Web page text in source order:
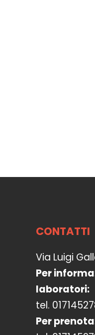
CONTATTI
Via Luigi
Per
laboratori:
tel.
Per